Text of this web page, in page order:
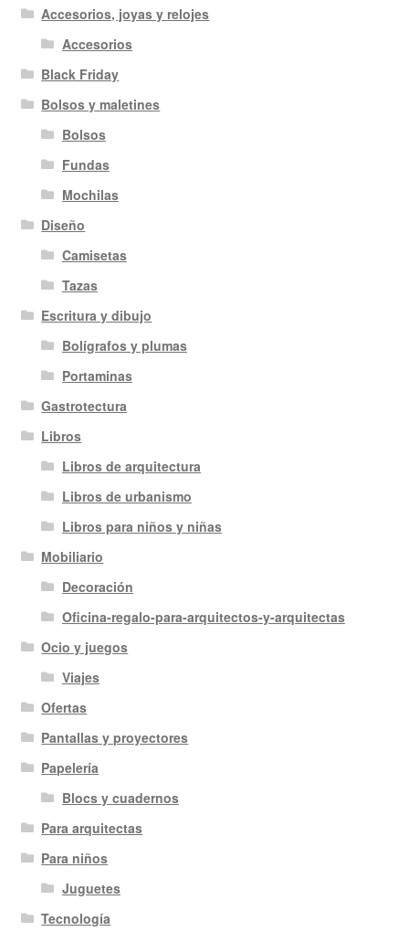
Accesorios, joyas y relojes
Accesorios
Black Friday
Bolsos y maletines
Bolsos
Fundas
Mochilas
Diseño
Camisetas
Tazas
Escritura y dibujo
Bolígrafos y plumas
Portaminas
Gastrotectura
Libros
Libros de arquitectura
Libros de urbanismo
Libros para niños y niñas
Mobiliario
Decoración
Oficina-regalo-para-arquitectos-y-arquitectas
Ocio y juegos
Viajes
Ofertas
Pantallas y proyectores
Papelería
Blocs y cuadernos
Para arquitectas
Para niños
Juguetes
Tecnología